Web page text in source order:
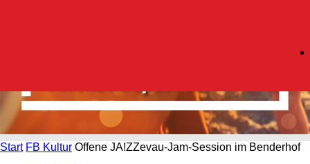
Start FB Kultur Offene JA!ZZevau-Jam-Session im Benderhof